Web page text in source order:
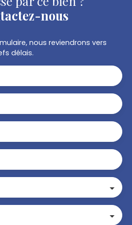
nous
nous reviendrons vers
délais.